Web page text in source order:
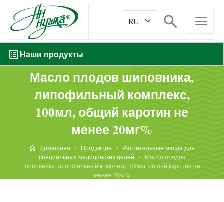
Наши продукты
Масло плодов шиповника,
липофильный комплекс,
100мл, общий каротин не
менее 20мг%
Домашняя Продукция
Растительные масла для
специальных медицинских целей
Масло плодов
шиповника, липофильный комплекс, 100мл, общий каротин не
менее 20мг%